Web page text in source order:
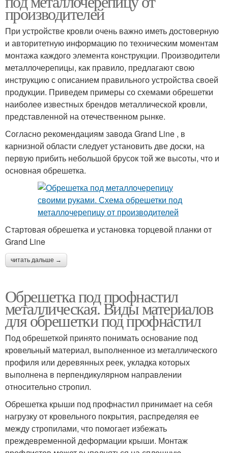
производителей
При устройстве кровли очень важно иметь достоверную
и авторитетную информацию по техническим моментам
монтажа каждого элемента конструкции. Производители
металлочерепицы, как правило, предлагают свою
инструкцию с описанием правильного устройства своей
продукции. Приведем примеры со схемами обрешетки
наиболее известных брендов металлической кровли,
представленной на отечественном рынке.
Согласно рекомендациям завода Grand Line , в
карнизной области следует установить две доски, на
первую прибить небольшой брусок той же высоты, что и
основная обрешетка.
Стартовая обрешетка и установка торцевой планки от
Grand Line
читать дальше →
Обрешетка под профнастил
металлическая. Виды материалов
для обрешетки под профнастил
Под обрешеткой принято понимать основание под
кровельный материал, выполненное из металлического
профиля или деревянных реек, укладка которых
выполнена в перпендикулярном направлении
относительно стропил.
Обрешетка крыши под профнастил принимает на себя
нагрузку от кровельного покрытия, распределяя ее
между стропилами, что помогает избежать
преждевременной деформации крыши. Монтаж